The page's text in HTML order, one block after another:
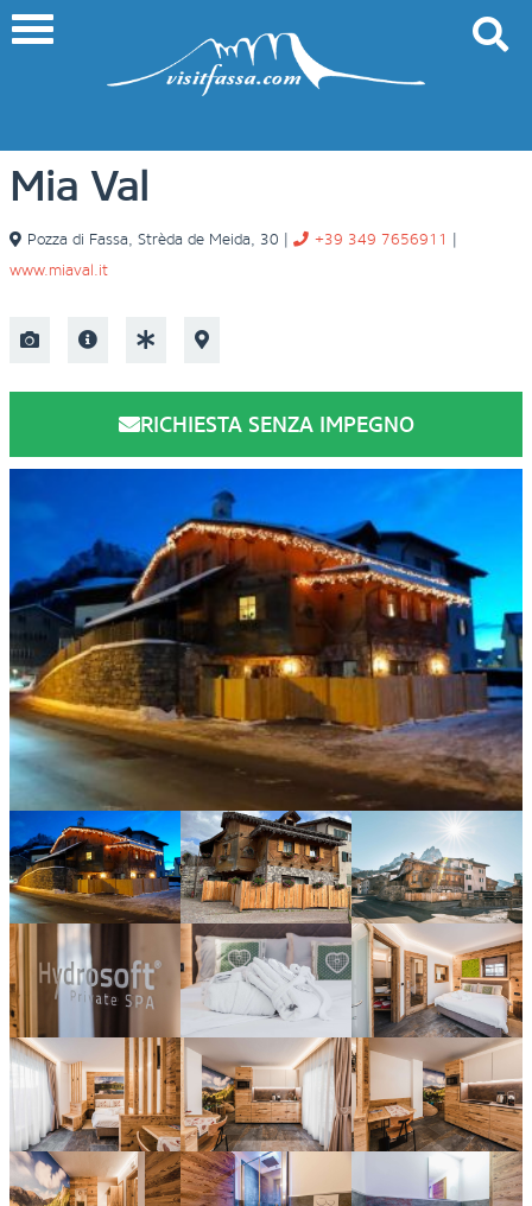
Mia Val
Pozza di Fassa, Strèda de Meida, 30 | +39 349 7656911 |
www.miaval.it
RICHIESTA SENZA IMPEGNO